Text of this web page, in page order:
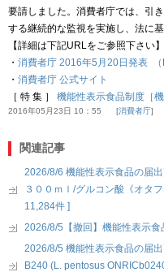
要請しました。消費者庁では、引
する継続的な監視を実施し、法に
【詳細は下記URLをご参照下さい】
・ 消費者庁 2016年5月20日発表 （
・ 消費者庁 公式サイト
［ 特 集 ］ 機能性表示食品制度［
2016年05月23日 10：55 消費者庁
関連記事
2026/8/6 機能性表示食品の届
３００ｍｌ/グルコン酸《オタ
11,284件 ]
2026/8/5【撤回】機能性表示食
2026/8/5 機能性表示食品の届
B240 (L. pentosus